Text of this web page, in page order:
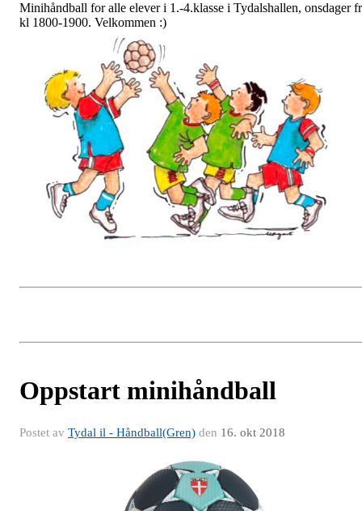
Minihåndball for alle elever i 1.-4.klasse i Tydalshallen, onsdager
kl 1800-1900. Velkommen :)
Oppstart minihåndball
Postet av Tydal il - Håndball(Gren) den 16. okt 2018